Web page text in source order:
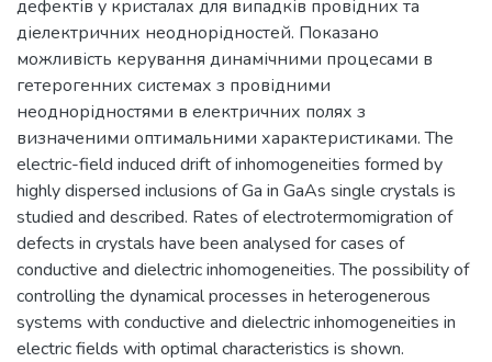
дефектів у кристалах для випадків провідних та
діелектричних неоднорідностей. Показано
можливість керування динамічними процесами в
гетерогенних системах з провідними
неоднорідностями в електричних полях з
визначеними оптимальними характеристиками. The
electric-field induced drift of inhomogeneities formed by
highly dispersed inclusions of Ga in GaAs single crystals is
studied and described. Rates of electrotermomigration of
defects in crystals have been analysed for cases of
conductive and dielectric inhomogeneities. The possibility of
controlling the dynamical processes in heterogenerous
systems with conductive and dielectric inhomogeneities in
electric fields with optimal characteristics is shown.